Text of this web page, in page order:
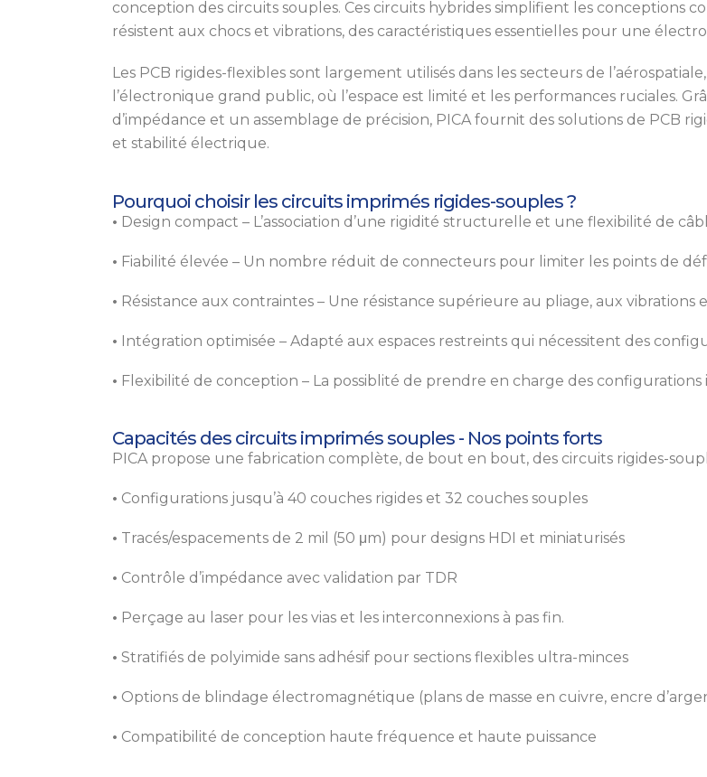
conception des circuits souples. Ces circuits hybrides simplifient les conceptions
résistent aux chocs et vibrations, des caractéristiques essentielles pour une
Les PCB rigides-flexibles sont largement utilisés dans les secteurs de
l’électronique grand public, où l’espace est limité et les performances ruciales.
d’impédance et un assemblage de précision, PICA fournit des solutions de PCB
et stabilité électrique.
Pourquoi choisir les circuits imprimés rigides-souples ?
• Design compact – L’association d’une rigidité structurelle et une flexibilité de
• Fiabilité élevée – Un nombre réduit de connecteurs pour limiter les points de
• Résistance aux contraintes – Une résistance supérieure au pliage, aux vibrations
• Intégration optimisée – Adapté aux espaces restreints qui nécessitent des
• Flexibilité de conception – La possiblité de prendre en charge des
Capacités des circuits imprimés souples - Nos points forts
PICA propose une fabrication complète, de bout en bout, des circuits rigides-
• Configurations jusqu’à 40 couches rigides et 32 couches souples
• Tracés/espacements de 2 mil (50 μm) pour designs HDI et miniaturisés
• Contrôle d’impédance avec validation par TDR
• Perçage au laser pour les vias et les interconnexions à pas fin.
• Stratifiés de polyimide sans adhésif pour sections flexibles ultra-minces
• Options de blindage électromagnétique (plans de masse en cuivre, encre
• Compatibilité de conception haute fréquence et haute puissance